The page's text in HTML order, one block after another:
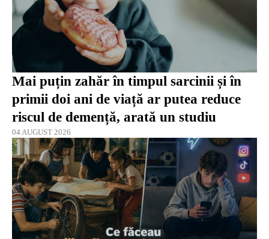
Mai puțin zahăr în timpul sarcinii și în
primii doi ani de viață ar putea reduce
riscul de demență, arată un studiu
04 AUGUST 2026